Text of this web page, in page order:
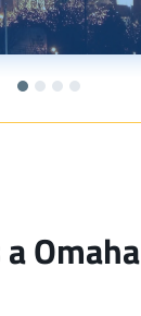
Omaha